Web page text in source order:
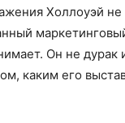
Холлоуэй не
Он не дурак
каким его